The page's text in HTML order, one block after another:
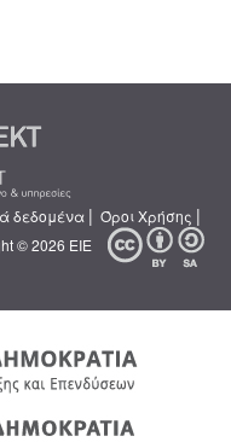
δεδομένα | Όροι Χρήσης |
© 2026 ΕΙΕ